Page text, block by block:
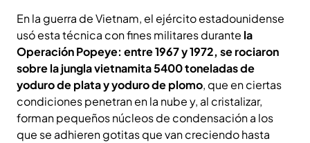
En la guerra de Vietnam, el ejército estadounidense
usó esta técnica con fines militares durante la
Operación Popeye: entre 1967 y 1972, se rociaron
sobre la jungla vietnamita 5400 toneladas de
yoduro de plata y yoduro de plomo, que en ciertas
condiciones penetran en la nube y, al cristalizar,
forman pequeños núcleos de condensación a los
que se adhieren gotitas que van creciendo hasta